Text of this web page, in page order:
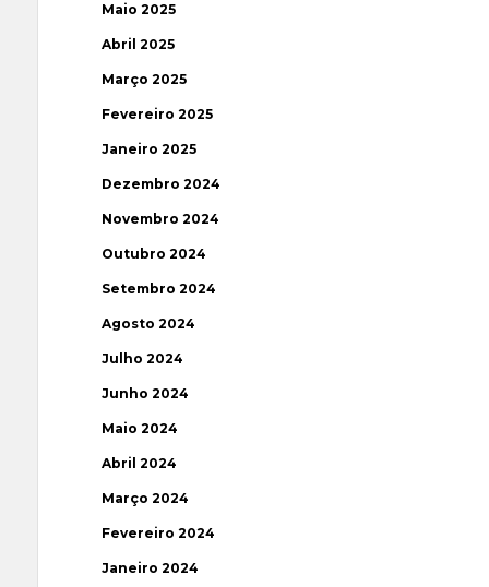
Maio 2025
Abril 2025
Março 2025
Fevereiro 2025
Janeiro 2025
Dezembro 2024
Novembro 2024
Outubro 2024
Setembro 2024
Agosto 2024
Julho 2024
Junho 2024
Maio 2024
Abril 2024
Março 2024
Fevereiro 2024
Janeiro 2024